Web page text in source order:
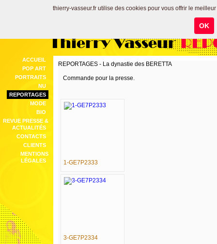
Thierry Vasseur
ACCUEIL
POP ART
PORTRAITS
NU
REPORTAGES
MODE
BIO
REVUE PRESSE &
ACTUALITÉS
CONTACTS
CLIENTS
MENTIONS
LÉGALES
REPORTAGES - La dynastie des BERETTA
Commande pour la presse.
1-GE7P2333
3-GE7P2334
thierry-vasseur.fr utilise des cookies pour vous offrir le
OK